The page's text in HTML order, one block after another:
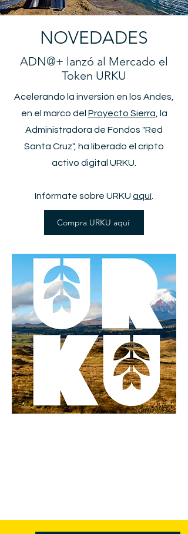
NOVEDADES
ADN@+ lanzó al Mercado el
Token URKU
Acelerando la inversión en los Andes,
en el marco del Proyecto Sierra , la
Administradora de Fondos "Red
Santa Cruz", ha liberado el cripto
activo digital URKU.
Infórmate sobre URKU aquí
Compra URKU aquí